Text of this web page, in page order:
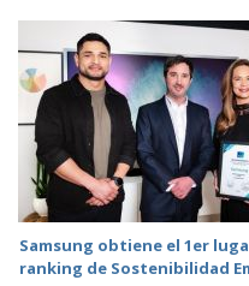
Samsung obtiene el 1er
ranking de Sostenibilidad